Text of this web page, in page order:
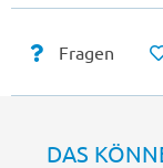
Fragen
DAS